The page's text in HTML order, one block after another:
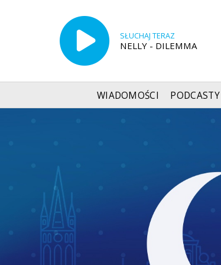
SŁUCHAJ TERAZ
NELLY - DILEMMA
WIADOMOŚCI PODCASTY